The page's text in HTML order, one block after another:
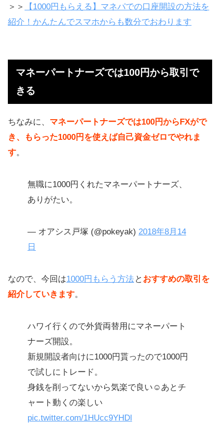
＞＞
【1000円もらえる】マネパでの口座開設の方法を
紹介！かんたんでスマホからも数分でおわります
マネーパートナーズでは100円から取引で
きる
ちなみに、 マネーパートナーズでは100円からFXがで
き、もらった1000円を使えば自己資金ゼロでやれま
す。
無職に1000円くれたマネーパートナーズ、
ありがたい。
— オアシス戸塚 (@pokeyak) 2018年8月14
日
なので、今回は1000円もらう方法 と おすすめの取引を
紹介していきます。
ハワイ行くので外貨両替用にマネーパート
ナーズ開設。
新規開設者向けに1000円貰ったので1000円
で試しにトレード。
身銭を削ってないから気楽で良い☺️あとチ
ャート動くの楽しい
pic.twitter.com/1HUcc9YHDl